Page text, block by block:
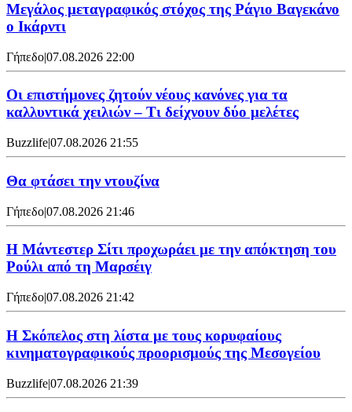
Μεγάλος μεταγραφικός στόχος της Ράγιο Βαγεκάνο
ο Ικάρντι
Γήπεδο|07.08.2026 22:00
Οι επιστήμονες ζητούν νέους κανόνες για τα
καλλυντικά χειλιών – Τι δείχνουν δύο μελέτες
Buzzlife|07.08.2026 21:55
Θα φτάσει την ντουζίνα
Γήπεδο|07.08.2026 21:46
Η Μάντεστερ Σίτι προχωράει με την απόκτηση του
Ρούλι από τη Μαρσέιγ
Γήπεδο|07.08.2026 21:42
Η Σκόπελος στη λίστα με τους κορυφαίους
κινηματογραφικούς προορισμούς της Μεσογείου
Buzzlife|07.08.2026 21:39